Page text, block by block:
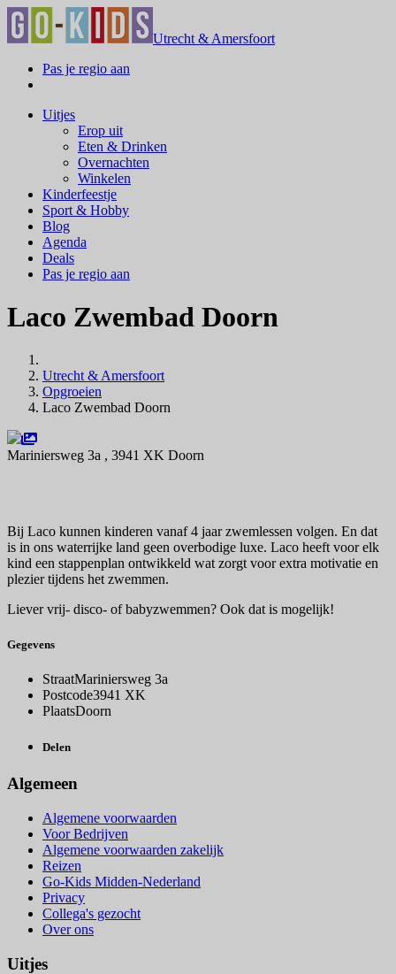
Utrecht & Amersfoort
Pas je regio aan
Uitjes
Erop uit
Eten & Drinken
Overnachten
Winkelen
Kinderfeestje
Sport & Hobby
Blog
Agenda
Deals
Pas je regio aan
Laco Zwembad Doorn
Utrecht & Amersfoort
Opgroeien
Laco Zwembad Doorn
Mariniersweg 3a , 3941 XK Doorn
Bij Laco kunnen kinderen vanaf 4 jaar zwemlessen volgen. En dat
is in ons waterrijke land geen overbodige luxe. Laco heeft voor elk
kind een stappenplan ontwikkeld wat zorgt voor extra motivatie en
plezier tijdens het zwemmen.
Liever vrij- disco- of babyzwemmen? Ook dat is mogelijk!
Gegevens
StraatMariniersweg 3a
Postcode3941 XK
PlaatsDoorn
Delen
Algemeen
Algemene voorwaarden
Voor Bedrijven
Algemene voorwaarden zakelijk
Reizen
Go-Kids Midden-Nederland
Privacy
Collega's gezocht
Over ons
Uitjes